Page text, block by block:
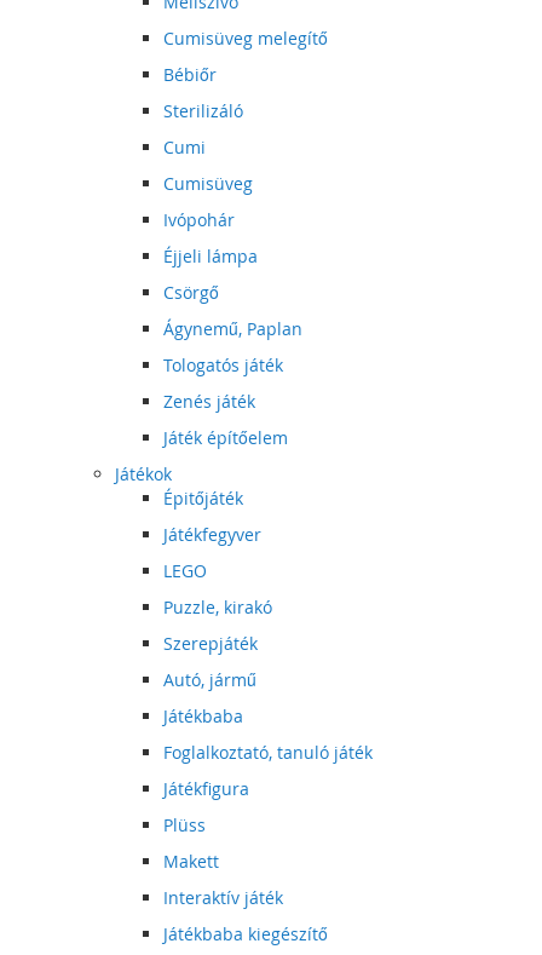
Cumisüveg melegítő
Bébiőr
Sterilizáló
Cumi
Cumisüveg
Ivópohár
Éjjeli lámpa
Csörgő
Ágynemű, Paplan
Tologatós játék
Zenés játék
Játék építőelem
Játékok
Épitőjáték
Játékfegyver
LEGO
Puzzle, kirakó
Szerepjáték
Autó, jármű
Játékbaba
Foglalkoztató, tanuló játék
Játékfigura
Plüss
Makett
Interaktív játék
Játékbaba kiegészítő